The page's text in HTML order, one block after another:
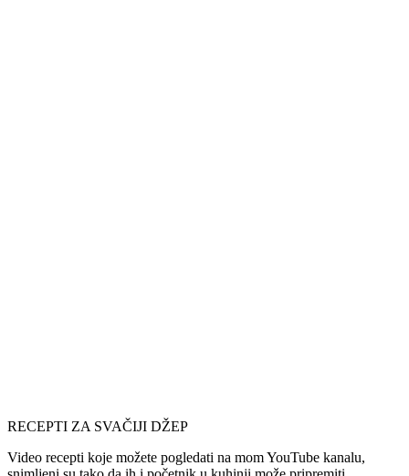
RECEPTI ZA SVAČIJI DŽEP
Video recepti koje možete pogledati na mom YouTube kanalu,